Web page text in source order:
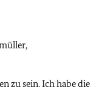
zu sein. Ich habe die